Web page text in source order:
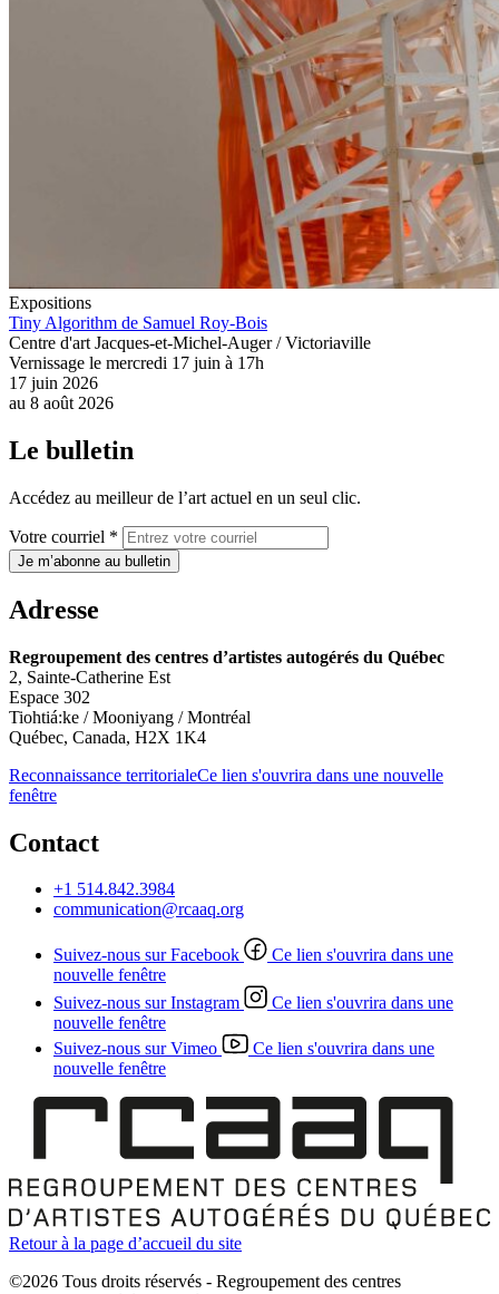
Expositions
Tiny Algorithm de Samuel Roy-Bois
Centre d'art Jacques-et-Michel-Auger / Victoriaville
Vernissage le mercredi 17 juin à 17h
17 juin 2026
au 8 août 2026
Le bulletin
Accédez au meilleur de l’art actuel en un seul clic.
Votre courriel *
Je m’abonne au bulletin
Adresse
Regroupement des centres d’artistes autogérés du Québec
2, Sainte-Catherine Est
Espace 302
Tiohtiá:ke / Mooniyang / Montréal
Québec, Canada, H2X 1K4
Reconnaissance territorialeCe lien s'ouvrira dans une nouvelle
fenêtre
Contact
+1 514.842.3984
communication@rcaaq.org
Suivez-nous sur Facebook
Ce lien s'ouvrira dans une
nouvelle fenêtre
Suivez-nous sur Instagram
Ce lien s'ouvrira dans une
nouvelle fenêtre
Suivez-nous sur Vimeo
Ce lien s'ouvrira dans une
nouvelle fenêtre
Retour à la page d’accueil du site
©2026 Tous droits réservés - Regroupement des centres